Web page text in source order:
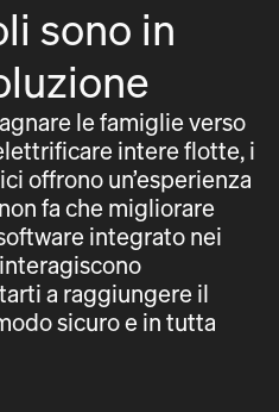
sono in
le famiglie verso
intere flotte, i
offrono un’esperienza
fa che migliorare
integrato nei
a raggiungere il
sicuro e in tutta